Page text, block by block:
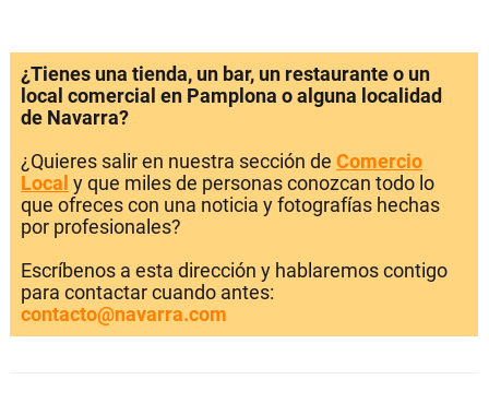
¿Tienes una tienda, un bar, un restaurante o un
local comercial en Pamplona o alguna localidad
de Navarra?
¿Quieres salir en nuestra sección de Comercio
Local y que miles de personas conozcan todo lo
que ofreces con una noticia y fotografías hechas
por profesionales?
Escríbenos a esta dirección y hablaremos contigo
para contactar cuando antes:
contacto@navarra.com